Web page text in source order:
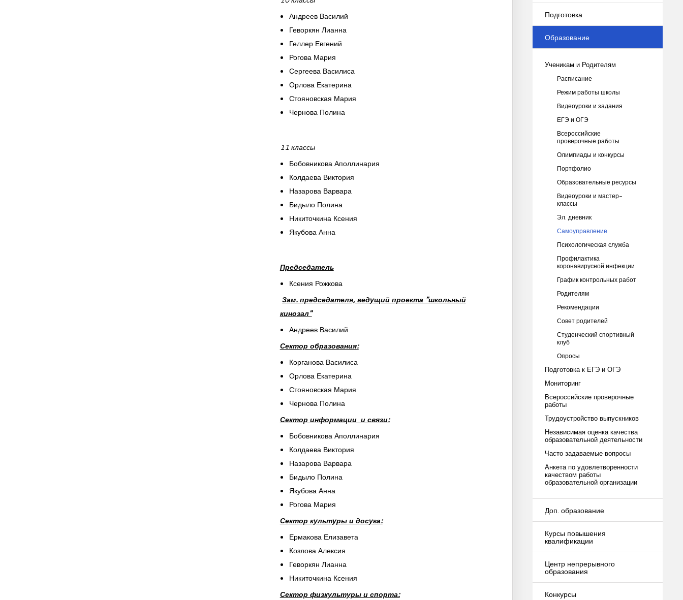
Андреев Василий
Геворкян Лианна
Геллер Евгений
Рогова Мария
Сергеева Василиса
Орлова Екатерина
Стояновская Мария
Чернова Полина
11 классы
Бобовникова Аполлинария
Колдаева Виктория
Назарова Варвара
Бидыло Полина
Никиточкина Ксения
Якубова Анна
Председатель
Ксения Рожкова
Зам. председателя, ведущий проекта "школьный
кинозал"
Андреев Василий
Сектор образования:
Корганова Василиса
Орлова Екатерина
Стояновская Мария
Чернова Полина
Сектор информации и связи:
Бобовникова Аполлинария
Колдаева Виктория
Назарова Варвара
Бидыло Полина
Якубова Анна
Рогова Мария
Сектор культуры и досуга:
Ермакова Елизавета
Козлова Алексия
Геворкян Лианна
Никиточкина Ксения
Сектор физкультуры и спорта:
Подготовка
Образование
Ученикам и Родителям
Расписание
Режим работы школы
Видеоуроки и задания
ЕГЭ и ОГЭ
Всероссийские
проверочные работы
Олимпиады и конкурсы
Портфолио
Образовательные ресурсы
Видеоуроки и мастер-
классы
Эл. дневник
Самоуправление
Психологическая служба
Профилактика
коронавирусной инфекции
График контрольных работ
Родителям
Рекомендации
Совет родителей
Студенческий спортивный
клуб
Опросы
Подготовка к ЕГЭ и ОГЭ
Мониторинг
Всероссийские проверочные
работы
Трудоустройство выпускников
Независимая оценка качества
образовательной деятельности
Часто задаваемые вопросы
Анкета по удовлетворенности
качеством работы
образовательной организации
Доп. образование
Курсы повышения
квалификации
Центр непрерывного
образования
Конкурсы